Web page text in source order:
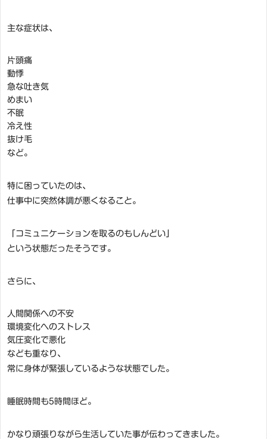
主な症状は、
片頭痛
動悸
急な吐き気
めまい
不眠
冷え性
抜け毛
など。
特に困っていたのは、
仕事中に突然体調が悪くなること。
「コミュニケーションを取るのもしんどい」
という状態だったそうです。
さらに、
人間関係への不安
環境変化へのストレス
気圧変化で悪化
なども重なり、
常に身体が緊張しているような状態でした。
睡眠時間も5時間ほど。
かなり頑張りながら生活していた事が伝わってきました。